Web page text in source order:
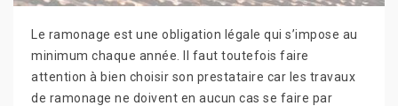
Le ramonage est une obligation légale qui s’impose au
minimum chaque année. Il faut toutefois faire
attention à bien choisir son prestataire car les travaux
de ramonage ne doivent en aucun cas se faire par